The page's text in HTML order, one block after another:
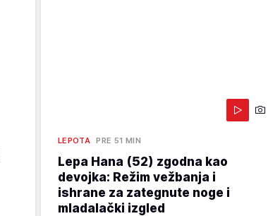
LEPOTA PRE 51 MIN
Lepa Hana (52) zgodna kao
devojka: Režim vežbanja i
ishrane za zategnute noge i
mladalački izgled